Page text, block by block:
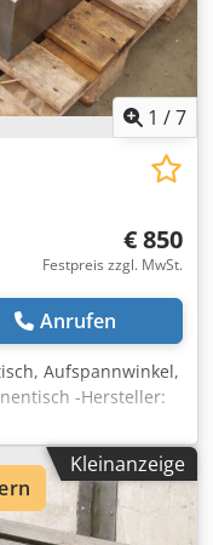
1 /7
€ 850
Festpreis zzgl. MwSt.
Anrufen
Aufspannwinkel,
-Hersteller:
aus CNC
Anoy H Itrodsk -
18 mm,
Kleinanzeige